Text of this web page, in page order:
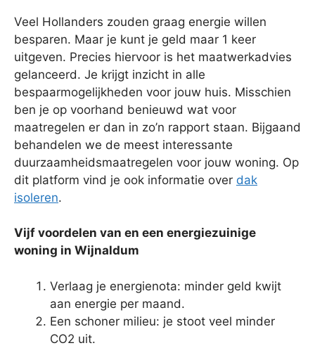
Veel Hollanders zouden graag energie willen
besparen. Maar je kunt je geld maar 1 keer
uitgeven. Precies hiervoor is het maatwerkadvies
gelanceerd. Je krijgt inzicht in alle
bespaarmogelijkheden voor jouw huis. Misschien
ben je op voorhand benieuwd wat voor
maatregelen er dan in zo’n rapport staan. Bijgaand
behandelen we de meest interessante
duurzaamheidsmaatregelen voor jouw woning. Op
dit platform vind je ook informatie over dak
isoleren.
Vijf voordelen van en een energiezuinige
woning in Wijnaldum
Verlaag je energienota: minder geld kwijt
aan energie per maand.
Een schoner milieu: je stoot veel minder
CO2 uit.